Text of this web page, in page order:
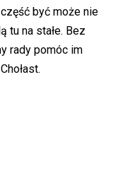
być może nie
tu na stałe. Bez
rady pomóc im